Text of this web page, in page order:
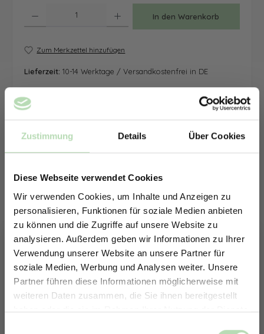
Zustimmung Details Über Cookies
Diese Webseite verwendet Cookies
Wir verwenden Cookies, um Inhalte und Anzeigen zu
personalisieren, Funktionen für soziale Medien anbieten
zu können und die Zugriffe auf unsere Website zu
analysieren. Außerdem geben wir Informationen zu Ihrer
Verwendung unserer Website an unsere Partner für
soziale Medien, Werbung und Analysen weiter. Unsere
Partner führen diese Informationen möglicherweise mit
weiteren Daten zusammen, die Sie ihnen bereitgestellt
haben oder die sie im Rahmen Ihrer Nutzung der Dienste
In den Warenkorb
Zum Merkzettel hinzufügen
Lieferzeit: 10-14 Werktage / Versandkostenfrei in DE
ERHALTE 5% RABATT AUF
DEINE RÜCKWÄNDE